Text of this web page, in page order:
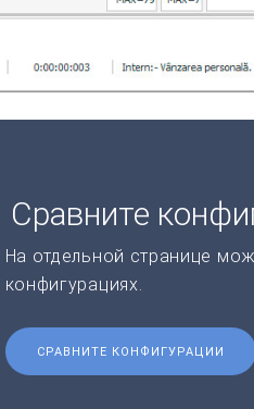
Сравните
На отдельной странице
конфигурациях.
СРАВНИТЕ КОНФИГУРАЦИИ